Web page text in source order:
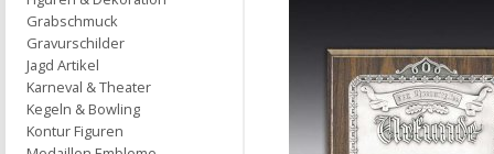
Grabschmuck
Gravurschilder
Jagd Artikel
Karneval & Theater
Kegeln & Bowling
Kontur Figuren